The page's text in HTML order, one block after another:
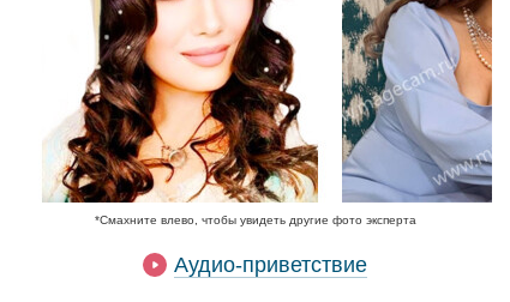
*Смахните влево, чтобы увидеть другие фото эксперта
Аудио-приветствие